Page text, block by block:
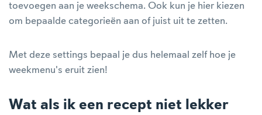
toevoegen aan je weekschema. Ook kun je hier kiezen
om bepaalde categorieën aan of juist uit te zetten.
Met deze settings bepaal je dus helemaal zelf hoe je
weekmenu's eruit zien!
Wat als ik een recept niet lekker